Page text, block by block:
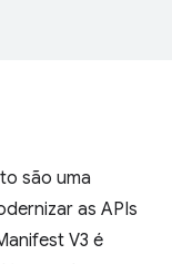
são uma
as APIs
V3 é